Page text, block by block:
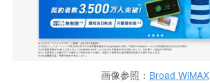
画像参照： Broad WiMAX